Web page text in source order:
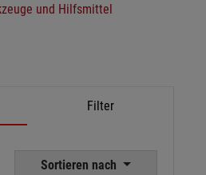
und Hilfsmittel
Filter
Sortieren nach